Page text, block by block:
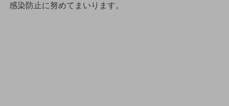
感染防止に努めてまいります。